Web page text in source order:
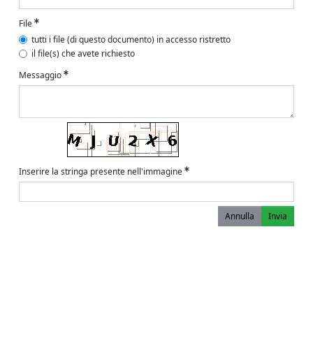
File
tutti i file (di questo documento) in accesso ristretto
il file(s) che avete richiesto
Messaggio
Inserire la stringa presente nell'immagine
Annulla Invia